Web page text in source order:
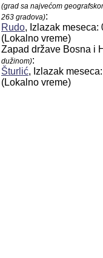
(grad sa najvećom
263 gradova):
Rudo, Izlazak meseca:
(Lokalno vreme)
Zapad države Bosna i
dužinom):
Šturlić, Izlazak
(Lokalno vreme)